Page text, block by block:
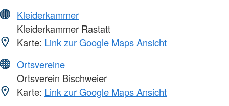
Kleiderkammer
Kleiderkammer Rastatt
Karte: Link zur Google Maps Ansicht
Ortsvereine
Ortsverein Bischweier
Karte: Link zur Google Maps Ansicht